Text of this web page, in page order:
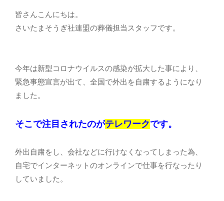
皆さんこんにちは。
さいたまそうぎ社連盟の葬儀担当スタッフです。
今年は新型コロナウイルスの感染が拡大した事により、
緊急事態宣言が出て、全国で外出を自粛するようになり
ました。
そこで注目されたのがテレワークです。
外出自粛をし、会社などに行けなくなってしまった為、
自宅でインターネットのオンラインで仕事を行なったり
していました。